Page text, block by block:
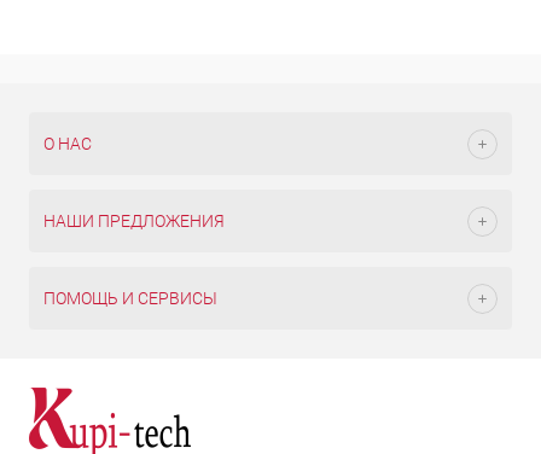
О НАС
НАШИ ПРЕДЛОЖЕНИЯ
ПОМОЩЬ И СЕРВИСЫ